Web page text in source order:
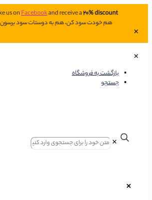
Like us onFacebookand receive a20% discount
هم خودت سود کن، هم به دوستات سود برسون
بازگشت به فروشگاه
جستجو
✕